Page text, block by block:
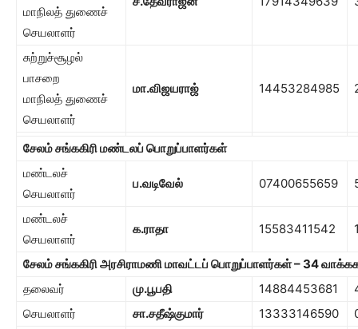
மாநிலத் துணைச்
செயலாளர்
சுற்றுச்சூழல்
பாசறை
மாநிலத் துணைச்
செயலாளர்
மா.விஜயராஜ் 14453284985
சேலம் சங்ககிரி மண்டலப் பொறுப்பாளர்கள்
மண்டலச்
செயலாளர்
ப.வடிவேல் 07400655659
மண்டலச்
செயலாளர்
க.ராதா 15583411542
சேலம் சங்ககிரி அரசிராமணி மாவட்டப் பொறுப்பாளர்கள்– 34
தலைவர்
மு.பூபதி 14884453681
செயலாளர்
சா.சதீஷ்குமார் 13333146590